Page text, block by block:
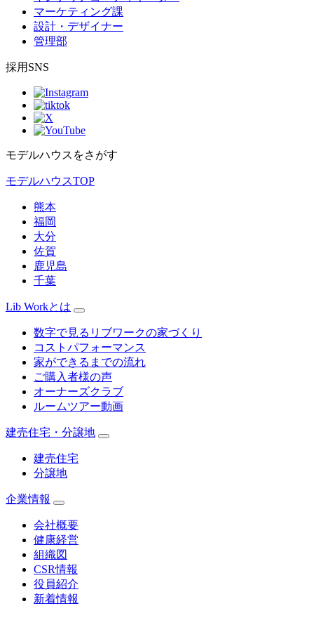
マーケティング課
設計・デザイナー
管理部
採用SNS
モデルハウスをさがす
モデルハウスTOP
熊本
福岡
大分
佐賀
鹿児島
千葉
Lib Workとは
数字で見るリブワークの家づくり
コストパフォーマンス
家ができるまでの流れ
ご購入者様の声
オーナーズクラブ
ルームツアー動画
建売住宅・分譲地
建売住宅
分譲地
企業情報
会社概要
健康経営
組織図
CSR情報
役員紹介
新着情報